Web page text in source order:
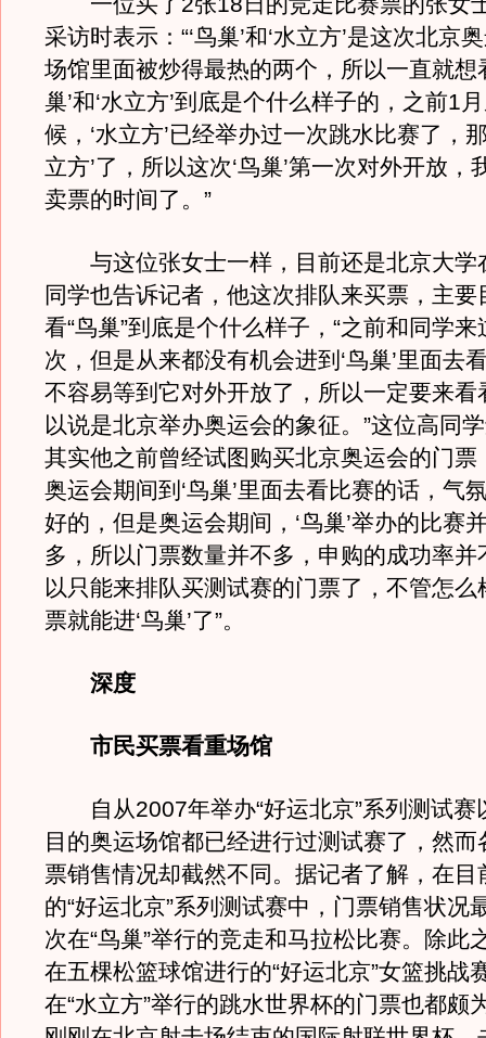
采访时表示：“‘鸟巢’和‘水立方’是这次北京
场馆里面被炒得最热的两个，所以一直就想
巢’和‘水立方’到底是个什么样子的，之前1
候，‘水立方’已经举办过一次跳水比赛了，
立方’了，所以这次‘鸟巢’第一次对外开放，
卖票的时间了。”
与这位张女士一样，目前还是北京大学
同学也告诉记者，他这次排队来买票，主要
看“鸟巢”到底是个什么样子，“之前和同学
次，但是从来都没有机会进到‘鸟巢’里面去
不容易等到它对外开放了，所以一定要来看
以说是北京举办奥运会的象征。”这位高同
其实他之前曾经试图购买北京奥运会的门票
奥运会期间到‘鸟巢’里面去看比赛的话，气
好的，但是奥运会期间，‘鸟巢’举办的比赛
多，所以门票数量并不多，申购的成功率并
以只能来排队买测试赛的门票了，不管怎么
票就能进‘鸟巢’了”。
深度
市民买票看重场馆
自从2007年举办“好运北京”系列测试赛
目的奥运场馆都已经进行过测试赛了，然而
票销售情况却截然不同。据记者了解，在目
的“好运北京”系列测试赛中，门票销售状况
次在“鸟巢”举行的竞走和马拉松比赛。除此
在五棵松篮球馆进行的“好运北京”女篮挑战
在“水立方”举行的跳水世界杯的门票也都颇